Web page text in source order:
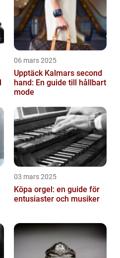
06 mars 2025
Upptäck Kalmars second
hand: En guide till hållbart
mode
03 mars 2025
Köpa orgel: en guide för
entusiaster och musiker